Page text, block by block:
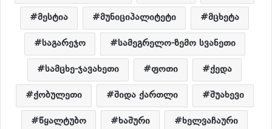
მესტია
მუნიციპალიტეტი
მცხეტა
საგარეჯო
სამეგრელო-ზემო სვანეთი
სამცხე-ჯავახეთი
ფოთი
ქედა
ქობულეთი
შიდა ქართლი
შუახევი
წყალტუბო
ხაშური
ხელვაჩაური